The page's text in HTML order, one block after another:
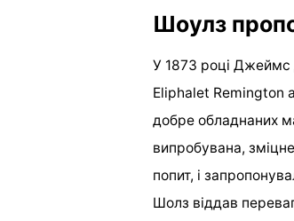
Шоулз
У 1873 році
Eliphalet Remington
добре обладнаних
випробувана,
попит, і
Шолз віддав